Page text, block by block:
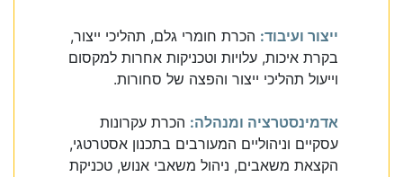
ייצור ועיבוד: הכרת חומרי גלם, תהליכי ייצור,
בקרת איכות, עלויות וטכניקות אחרות למקסום
וייעול תהליכי ייצור והפצה של סחורות.
אדמינסטרציה ומנהלה: הכרת עקרונות
עסקיים וניהוליים המעורבים בתכנון אסטרטגי,
הקצאת משאבים, ניהול משאבי אנוש, טכניקת